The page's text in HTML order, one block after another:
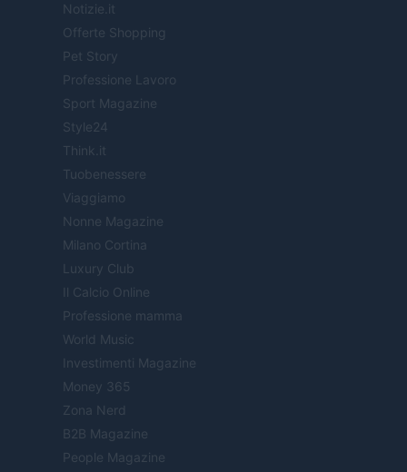
Notizie.it
Offerte Shopping
Pet Story
Professione Lavoro
Sport Magazine
Style24
Think.it
Tuobenessere
Viaggiamo
Nonne Magazine
Milano Cortina
Luxury Club
Il Calcio Online
Professione mamma
World Music
Investimenti Magazine
Money 365
Zona Nerd
B2B Magazine
People Magazine